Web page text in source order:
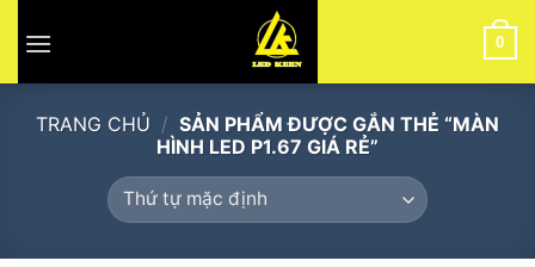
0
TRANG CHỦ / SẢN PHẨM ĐƯỢC GẮN THẺ “MÀN
HÌNH LED P1.67 GIÁ RẺ”